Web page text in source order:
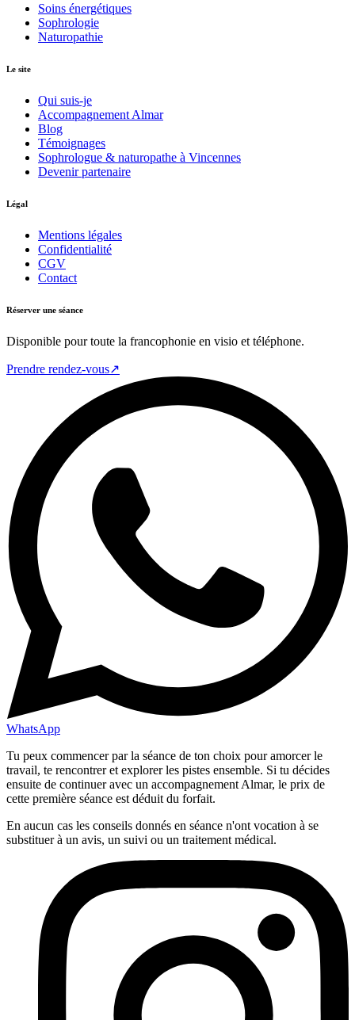
Soins énergétiques
Sophrologie
Naturopathie
Le site
Qui suis-je
Accompagnement Almar
Blog
Témoignages
Sophrologue & naturopathe à Vincennes
Devenir partenaire
Légal
Mentions légales
Confidentialité
CGV
Contact
Réserver une séance
Disponible pour toute la francophonie en visio et téléphone.
Prendre rendez-vous↗
WhatsApp
Tu peux commencer par la séance de ton choix pour amorcer le
travail, te rencontrer et explorer les pistes ensemble. Si tu décides
ensuite de continuer avec un accompagnement Almar, le prix de
cette première séance est déduit du forfait.
En aucun cas les conseils donnés en séance n'ont vocation à se
substituer à un avis, un suivi ou un traitement médical.